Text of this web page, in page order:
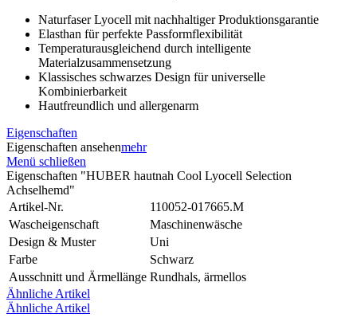
Naturfaser Lyocell mit nachhaltiger Produktionsgarantie
Elasthan für perfekte Passformflexibilität
Temperaturausgleichend durch intelligente
Materialzusammensetzung
Klassisches schwarzes Design für universelle
Kombinierbarkeit
Hautfreundlich und allergenarm
Eigenschaften
Eigenschaften ansehenmehr
Menü schließen
Eigenschaften "HUBER hautnah Cool Lyocell Selection
Achselhemd"
Artikel-Nr.
110052-017665.M
Wascheigenschaft
Maschinenwäsche
Design & Muster
Uni
Farbe
Schwarz
Ausschnitt und Ärmellänge Rundhals, ärmellos
Ähnliche Artikel
Ähnliche Artikel